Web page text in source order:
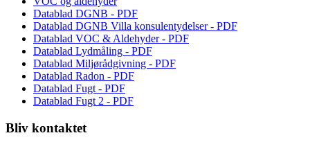
Datablad DGNB - PDF
Datablad DGNB Villa konsulentydelser - PDF
Datablad VOC & Aldehyder - PDF
Datablad Lydmåling - PDF
Datablad Miljørådgivning - PDF
Datablad Radon - PDF
Datablad Fugt - PDF
Datablad Fugt 2 - PDF
Bliv kontaktet